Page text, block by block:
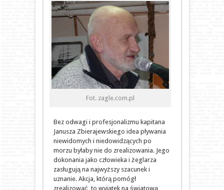
Fot. zagle.com.pl
Bez odwagi i profesjonalizmu kapitana
Janusza Zbierajewskiego idea pływania
niewidomych i niedowidzących po
morzu byłaby nie do zrealizowania. Jego
dokonania jako człowieka i żeglarza
zasługują na najwyższy szacunek i
uznanie. Akcja, którą pomógł
zrealizować, to wyjątek na światową